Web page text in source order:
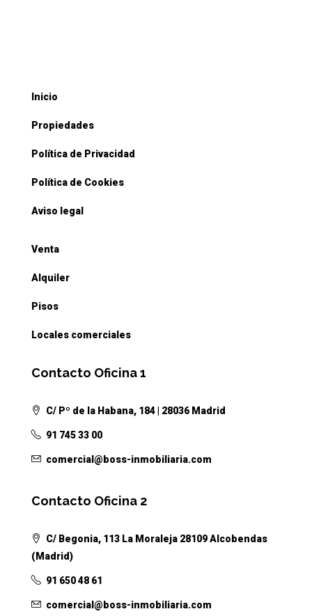
Inicio
Propiedades
Política de Privacidad
Política de Cookies
Aviso legal
Venta
Alquiler
Pisos
Locales comerciales
Contacto Oficina 1
C/ Pº de la Habana, 184 | 28036 Madrid
91 745 33 00
comercial@boss-inmobiliaria.com
Contacto Oficina 2
C/ Begonia, 113 La Moraleja 28109 Alcobendas
(Madrid)
91 650 48 61
comercial@boss-inmobiliaria.com